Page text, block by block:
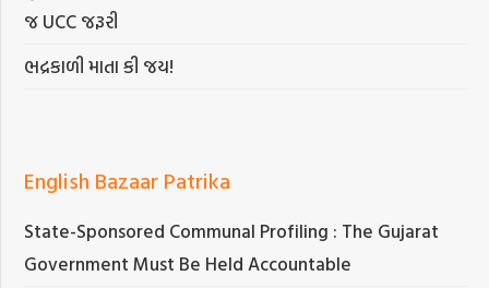
જ UCC જરૂરી
ભદ્રકાળી માતા કી જય!
English Bazaar Patrika
State-Sponsored Communal Profiling : The Gujarat
Government Must Be Held Accountable